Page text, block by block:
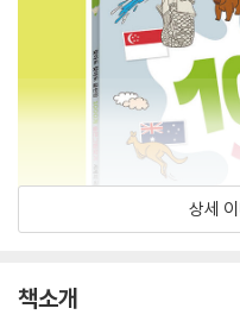
상세
책소개